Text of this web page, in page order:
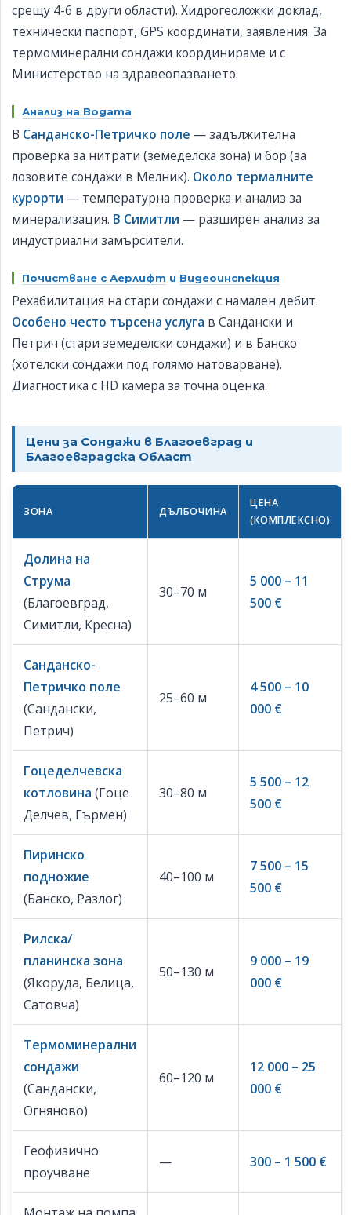
срещу 4-6 в други области). Хидрогеоложки доклад,
технически паспорт, GPS координати, заявления. За
термоминерални сондажи координираме и с
Министерство на здравеопазването.
Анализ на Водата
В Санданско-Петричко поле — задължителна
проверка за нитрати (земеделска зона) и бор (за
лозовите сондажи в Мелник). Около термалните
курорти — температурна проверка и анализ за
минерализация. В Симитли — разширен анализ за
индустриални замърсители.
Почистване с Аерлифт и Видеоинспекция
Рехабилитация на стари сондажи с намален дебит.
Особено често търсена услуга в Сандански и
Петрич (стари земеделски сондажи) и в Банско
(хотелски сондажи под голямо натоварване).
Диагностика с HD камера за точна оценка.
Цени за Сондажи в Благоевград и
Благоевградска Област
ЗОНА ДЪЛБОЧИНА
ЦЕНА
(КОМПЛЕКСНО)
Долина на
Струма
(Благоевград,
Симитли, Кресна)
30–70 м
5 000 – 11
500 €
Санданско-
Петричко поле
(Сандански,
Петрич)
25–60 м
4 500 – 10
000 €
Гоцеделчевска
котловина (Гоце
Делчев, Гърмен)
30–80 м
5 500 – 12
500 €
Пиринско
подножие
(Банско, Разлог)
40–100 м
7 500 – 15
500 €
Рилска/
планинска зона
(Якоруда, Белица,
Сатовча)
50–130 м
9 000 – 19
000 €
Термоминерални
сондажи
(Сандански,
Огняново)
60–120 м
12 000 – 25
000 €
Геофизично
проучване
— 300 – 1 500 €